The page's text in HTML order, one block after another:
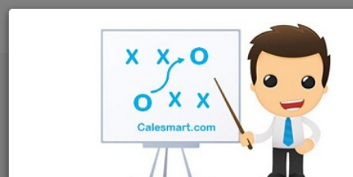
Calesmart